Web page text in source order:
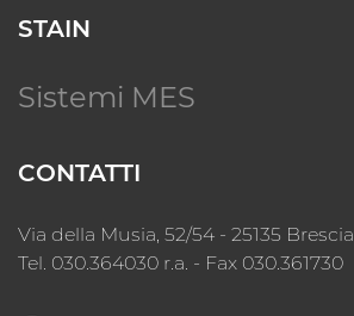
STAIN
Sistemi MES
CONTATTI
Via della Musia, 52/54 - 25135 Brescia
Tel. 030.364030 r.a. - Fax 030.361730